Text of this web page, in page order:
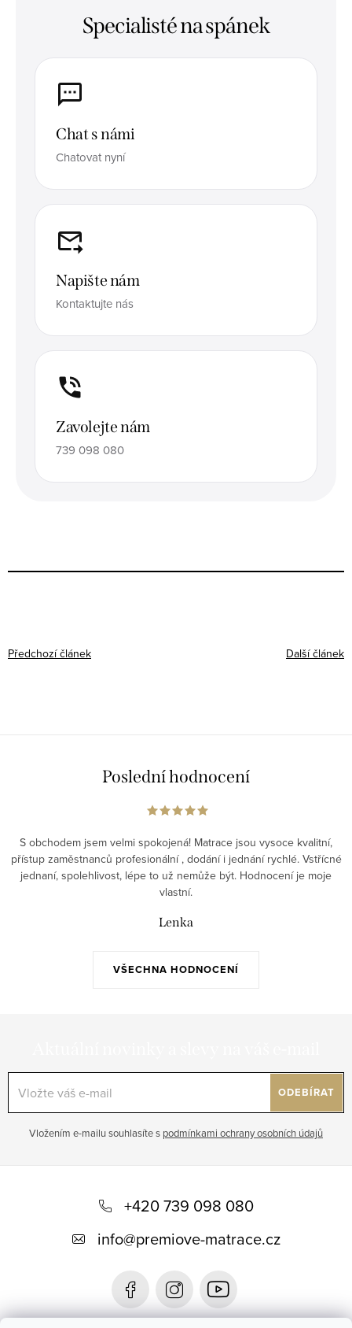
Specialisté na spánek
Chat s námi
Chatovat nyní
Napište nám
Kontaktujte nás
Zavolejte nám
739 098 080
Předchozí článek Další článek
Poslední hodnocení
VŠECHNA HODNOCENÍ
S obchodem jsem velmi spokojená! Matrace jsou vysoce kvalitní,
přístup zaměstnanců profesionální , dodání i jednání rychlé. Vstřícné
jednaní, spolehlivost, lépe to už nemůže být. Hodnocení je moje
vlastní.
Lenka
Vložením e-mailu souhlasíte s podmínkami ochrany osobních údajů
ODEBÍRAT
í
+420 739 098 080
info@premiove-matrace.cz